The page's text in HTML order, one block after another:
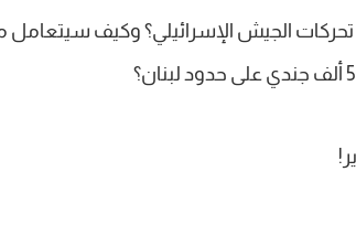
الجيش الإسرائيلي؟ وكيف سيتعامل